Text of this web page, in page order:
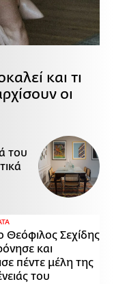
και τι
οι
του
Θεόφιλος Σεχίδης
και
πέντε μέλη της
του